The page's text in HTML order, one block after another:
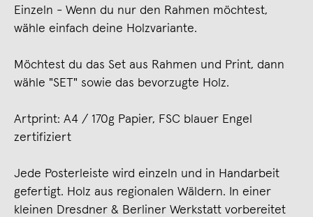
Einzeln - Wenn du nur den Rahmen möchtest,
wähle einfach deine Holzvariante.
Möchtest du das Set aus Rahmen und Print, dann
wähle "SET" sowie das bevorzugte Holz.
Artprint: A4 / 170g Papier, FSC blauer Engel
zertifiziert
Jede Posterleiste wird einzeln und in Handarbeit
gefertigt. Holz aus regionalen Wäldern. In einer
kleinen Dresdner & Berliner Werkstatt vorbereitet